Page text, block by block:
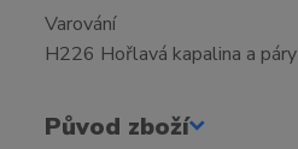
Varování
H226 Hořlavá kapalina a páry
Původ zboží